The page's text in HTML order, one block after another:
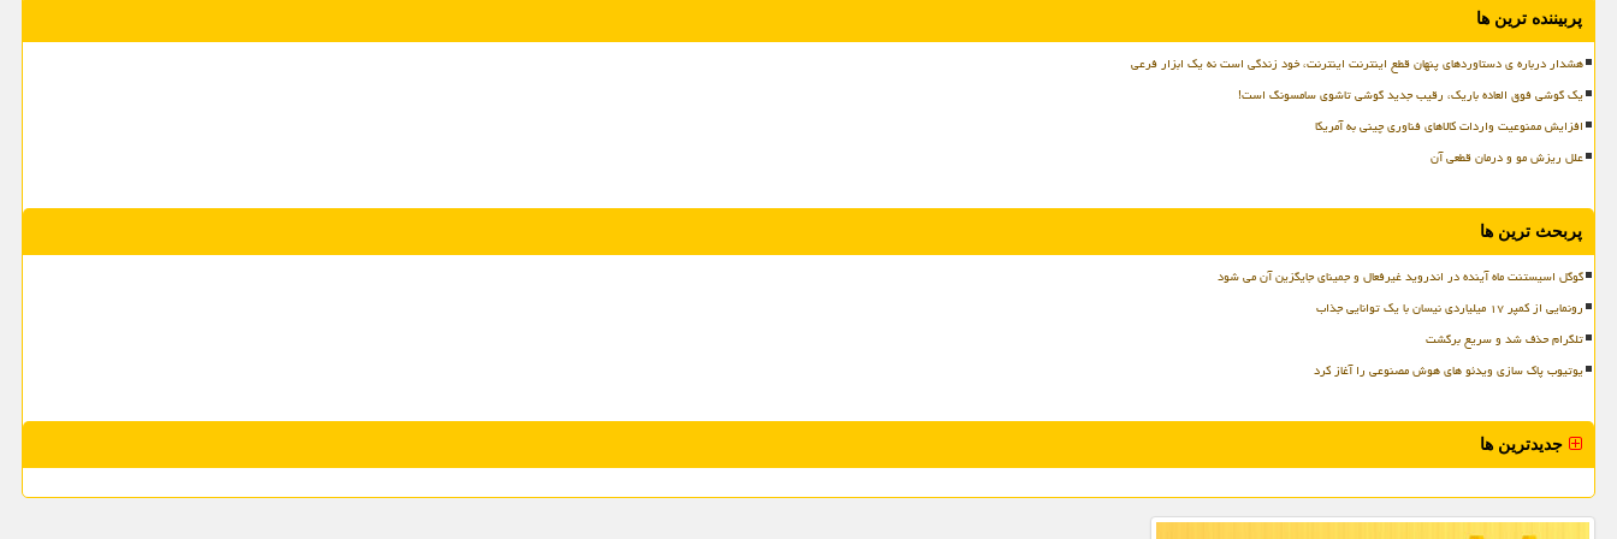
پربیننده ترین ها
هشدار درباره ی دستاوردهای پنهان قطع اینترنت اینترنت، خود زندگی است نه یک ابزار فرعی
یک گوشی فوق العاده باریک، رقیب جدید گوشی تاشوی سامسونگ است!
افزایش ممنوعیت واردات کالاهای فناوری چینی به آمریکا
علل ریزش مو و درمان قطعی آن
پربحث ترین ها
گوگل اسیستنت ماه آینده در اندروید غیرفعال و جمینای جایگزین آن می شود
رونمایی از کمپر ۱۷ میلیاردی نیسان با یک توانایی جذاب
تلگرام حذف شد و سریع برگشت
یوتیوب پاک سازی ویدئو های هوش مصنوعی را آغاز کرد
جدیدترین ها